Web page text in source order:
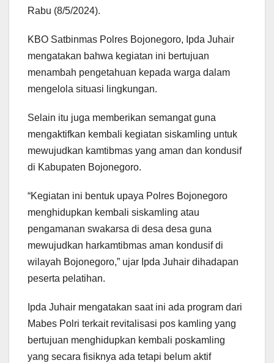
Rabu (8/5/2024).
KBO Satbinmas Polres Bojonegoro, Ipda Juhair
mengatakan bahwa kegiatan ini bertujuan
menambah pengetahuan kepada warga dalam
mengelola situasi lingkungan.
Selain itu juga memberikan semangat guna
mengaktifkan kembali kegiatan siskamling untuk
mewujudkan kamtibmas yang aman dan kondusif
di Kabupaten Bojonegoro.
“Kegiatan ini bentuk upaya Polres Bojonegoro
menghidupkan kembali siskamling atau
pengamanan swakarsa di desa desa guna
mewujudkan harkamtibmas aman kondusif di
wilayah Bojonegoro,” ujar Ipda Juhair dihadapan
peserta pelatihan.
Ipda Juhair mengatakan saat ini ada program dari
Mabes Polri terkait revitalisasi pos kamling yang
bertujuan menghidupkan kembali poskamling
yang secara fisiknya ada tetapi belum aktif